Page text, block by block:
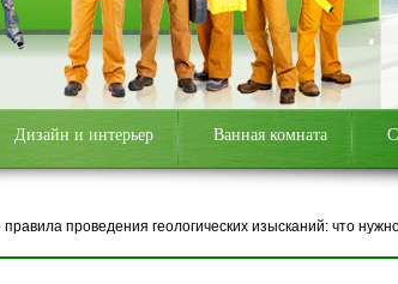
Дизайн и интерьер Ванная комната
проведения геологических изысканий: что